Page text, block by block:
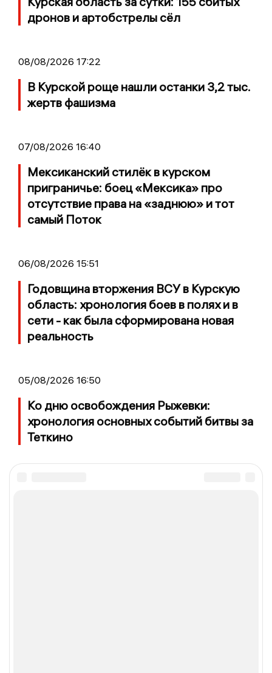
дронов и артобстрелы сёл
08/08/2026 17:22
В Курской роще нашли останки 3,2 тыс.
жертв фашизма
07/08/2026 16:40
Мексиканский стилёк в курском
приграничье: боец «Мексика» про
отсутствие права на «заднюю» и тот
самый Поток
06/08/2026 15:51
Годовщина вторжения ВСУ в Курскую
область: хронология боев в полях и в
сети - как была сформирована новая
реальность
05/08/2026 16:50
Ко дню освобождения Рыжевки:
хронология основных событий битвы за
Теткино